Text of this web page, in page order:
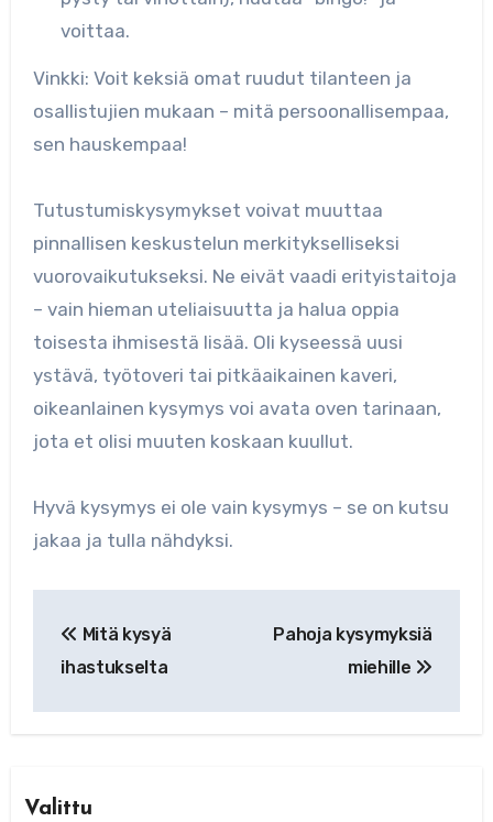
voittaa.
Vinkki: Voit keksiä omat ruudut tilanteen ja
osallistujien mukaan – mitä persoonallisempaa,
sen hauskempaa!
Tutustumiskysymykset voivat muuttaa
pinnallisen keskustelun merkitykselliseksi
vuorovaikutukseksi. Ne eivät vaadi erityistaitoja
– vain hieman uteliaisuutta ja halua oppia
toisesta ihmisestä lisää. Oli kyseessä uusi
ystävä, työtoveri tai pitkäaikainen kaveri,
oikeanlainen kysymys voi avata oven tarinaan,
jota et olisi muuten koskaan kuullut.
Hyvä kysymys ei ole vain kysymys – se on kutsu
jakaa ja tulla nähdyksi.
selaus
Mitä kysyä
ihastukselta
Pahoja kysymyksiä
miehille
Valittu